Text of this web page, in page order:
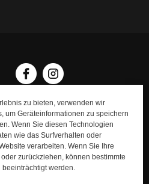
zu bieten, verwenden wir
um Geräteinformationen zu speichern
Wenn Sie diesen Technologien
wie das Surfverhalten oder
verarbeiten. Wenn Sie Ihre
zurückziehen, können bestimmte
beeinträchtigt werden.